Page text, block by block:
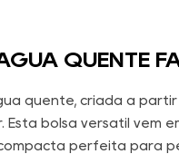
QUENTE
quente, criada a
Esta bolsa versátil vem
perfeita para